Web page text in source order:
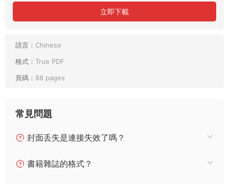
立即下載
語言： Chinese
格式： True PDF
頁碼： 88 pages
常見問題
封面丢失是連接失效了嗎？
書籍雜誌的格式？